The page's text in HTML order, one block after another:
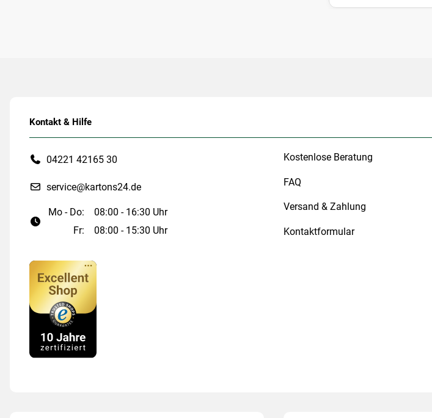
Kontakt & Hilfe
04221 42165 30
service@kartons24.de
Mo - Do:
08:00 - 16:30 Uhr
Fr:
08:00 - 15:30 Uhr
Kostenlose Beratung
FAQ
Versand & Zahlung
Kontaktformular